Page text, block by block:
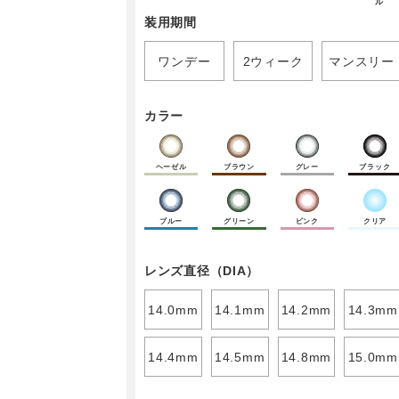
ル
装用期間
ワンデー 2ウィーク マンスリー
カラー
ヘーゼル ブラウン グレー ブラック
ブルー グリーン ピンク クリア
レンズ直径（DIA）
14.0mm 14.1mm 14.2mm 14.3mm
14.4mm 14.5mm 14.8mm 15.0mm